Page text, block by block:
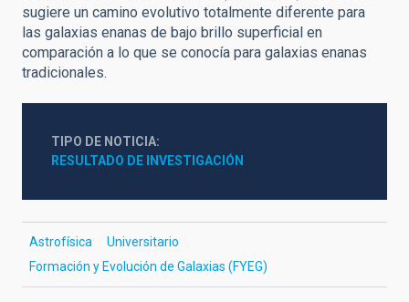
sugiere un camino evolutivo totalmente diferente para
las galaxias enanas de bajo brillo superficial en
comparación a lo que se conocía para galaxias enanas
tradicionales.
TIPO DE NOTICIA
RESULTADO DE INVESTIGACIÓN
Astrofísica
Universitario
Formación y Evolución de Galaxias (FYEG)